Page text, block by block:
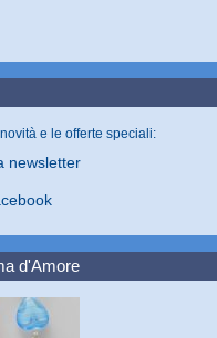
e le offerte speciali:
newsletter
d'Amore